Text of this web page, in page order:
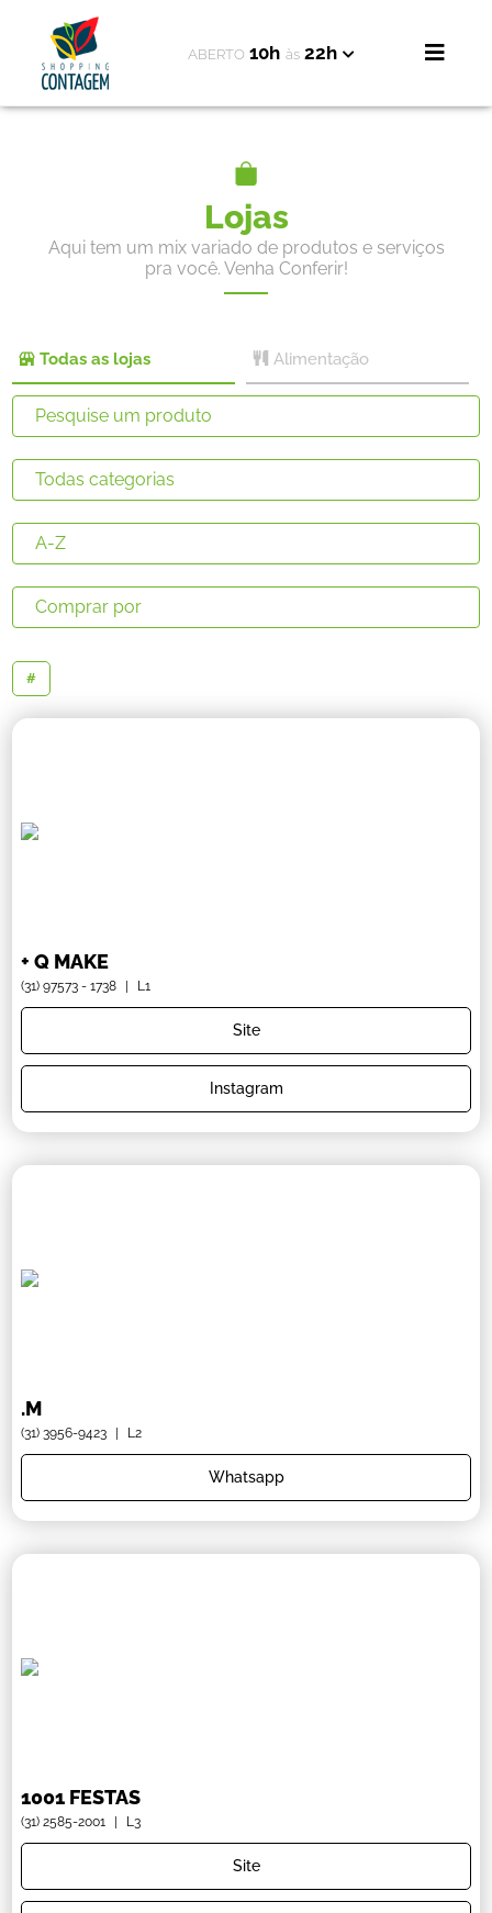
ABERTO 10h às 22h
Lojas
Aqui tem um mix variado de produtos e serviços
pra você. Venha Conferir!
Todas as lojas Alimentação
#
+ Q MAKE
(31) 97573 - 1738 | L1
Site
Instagram
.M
(31) 3956-9423 | L2
Whatsapp
1001 FESTAS
(31) 2585-2001 | L3
Site